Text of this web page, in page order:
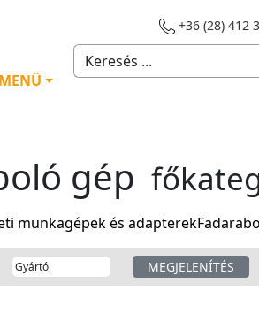
+36 (28) 412
gép
munkagépek és adapterek